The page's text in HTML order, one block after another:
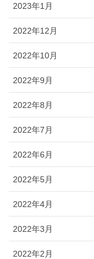
2023年1月
2022年12月
2022年10月
2022年9月
2022年8月
2022年7月
2022年6月
2022年5月
2022年4月
2022年3月
2022年2月